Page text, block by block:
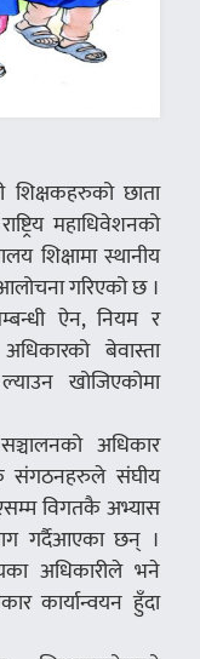
शिक्षकहरुको छाता
महाधिवेशनको
शिक्षामा स्थानीय
गरिएको छ ।
ऐन, नियम र
बेवास्ता
खोजिएकोमा
अधिकार
संगठनहरुले संघीय
विगतकै अभ्यास
गर्दैआएका छन् ।
अधिकारीले भने
कार्यान्वयन हुँदा